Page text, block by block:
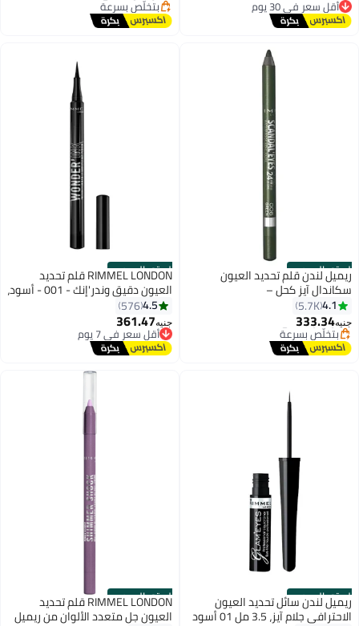
أقل سعر في 30 يوم
توصيل مجاني
أقل سعر في 30 يوم
بتخلّص بسرعة
أقل سعر في 7 يوم
الستور الرسمي
ريميل لندن قلم تحديد العيون
سكاندال آيز كحل –
4.1
5.7K
جنيه333.34
أقل سعر في 7 يوم
توصيل مجاني
بتخلّص بسرعة
أقل سعر في 7 يوم
الستور الرسمي RIMMEL LONDON قلم تحديد
العيون دقيق وندر'إنك - 001 - أسود،
1 مل 4.5
576
جنيه361.47
أقل سعر في 7 يوم
توصيل مجاني
أقل سعر في 7 يوم
الستور الرسمي
ريميل لندن سائل تحديد العيون
الاحترافي جلام آيز، 3.5 مل 01 أسود
الستور الرسمي RIMMEL LONDON قلم تحديد
العيون جل متعدد الألوان من ريميل